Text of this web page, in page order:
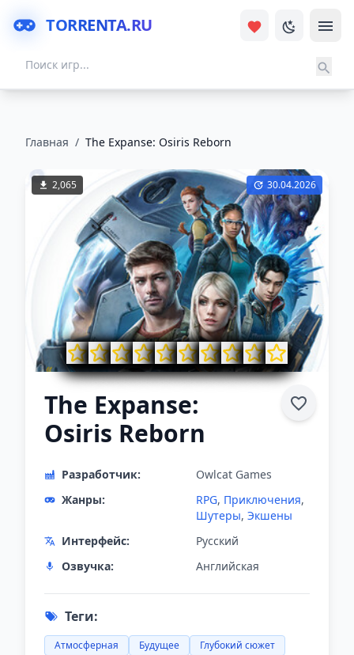
TORRENTA.RU
Главная / The Expanse: Osiris Reborn
2,065 30.04.2026
The Expanse:
Osiris Reborn
Разработчик:
Owlcat Games
Жанры:
RPG, Приключения,
Шутеры, Экшены
Интерфейс:
Русский
Озвучка:
Английская
Теги:
Атмосферная Будущее
Глубокий сюжет